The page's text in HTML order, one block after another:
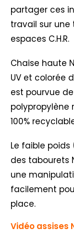
partager ces
travail sur une
espaces C.H.R.
Chaise haute
UV et colorée
est pourvue
polypropylène
100%
Le faible
des tabourets
une
facilement
place.
Vidéo assises